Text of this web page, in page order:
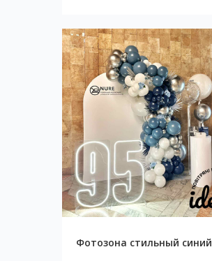
Фотозона стильный синий